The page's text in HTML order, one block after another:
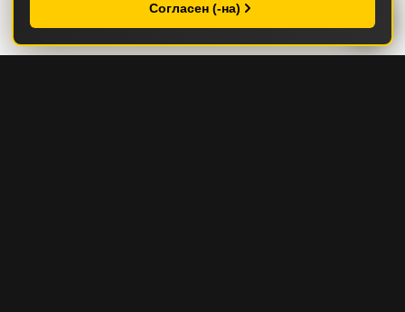
Согласен (-на)